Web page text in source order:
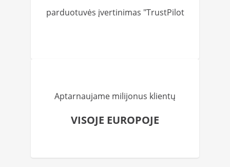
parduotuvės įvertinimas "TrustPilot
Aptarnaujame milijonus klientų
VISOJE EUROPOJE